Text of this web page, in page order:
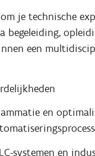
je technische
begeleiding,
een
en
systemen en